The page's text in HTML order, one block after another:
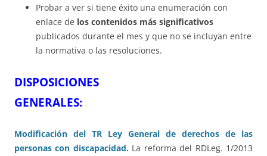
Probar a ver si tiene éxito una enumeración con
enlace de los contenidos más significativos
publicados durante el mes y que no se incluyan entre
la normativa o las resoluciones.
DISPOSICIONES
Modificación del TR Ley General de derechos de las
personas con discapacidad.La reforma del RDLeg. 1/2013